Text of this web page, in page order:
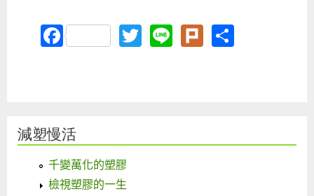
FacebookTwitter
LinePlurk
減塑慢活
千變萬化的塑膠
檢視塑膠的一生